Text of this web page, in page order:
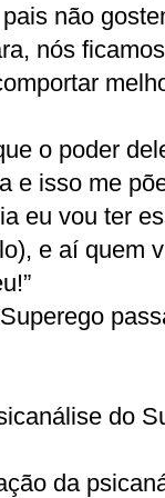
não
nós
o poder
e isso me
eu vou ter
e aí quem
do
da